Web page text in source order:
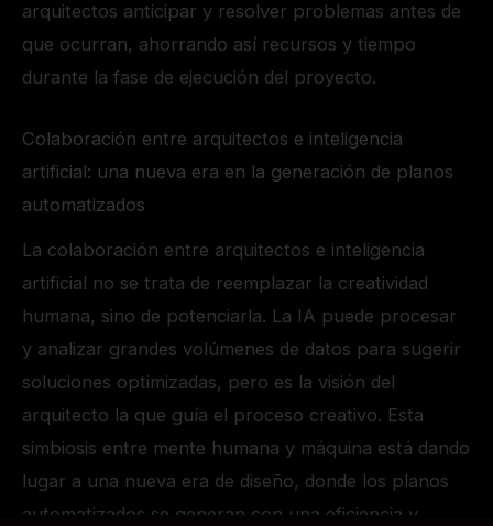
arquitectos anticipar y resolver problemas antes de
que ocurran, ahorrando así recursos y tiempo
durante la fase de ejecución del proyecto.
Colaboración entre arquitectos e inteligencia
artificial: una nueva era en la generación de planos
automatizados
La colaboración entre arquitectos e inteligencia
artificial no se trata de reemplazar la creatividad
humana, sino de potenciarla. La IA puede procesar
y analizar grandes volúmenes de datos para sugerir
soluciones optimizadas, pero es la visión del
arquitecto la que guía el proceso creativo. Esta
simbiosis entre mente humana y máquina está dando
lugar a una nueva era de diseño, donde los planos
automatizados se generan con una eficiencia y